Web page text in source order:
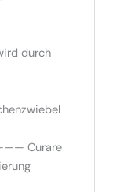
durch
Curare